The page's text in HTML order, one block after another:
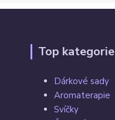
Top kategorie
Dárkové sady
Aromaterapie
Svíčky